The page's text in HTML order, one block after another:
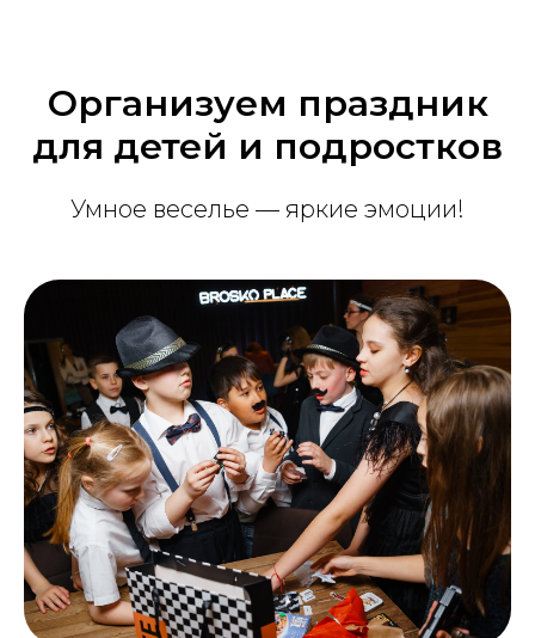
Организуем праздник
для детей и подростков
Умное веселье — яркие эмоции!